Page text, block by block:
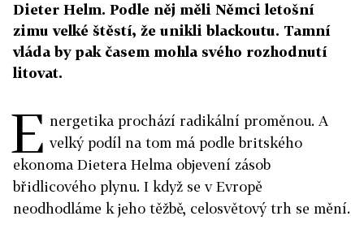
Dieter Helm. Podle něj měli Němci letošní
zimu velké štěstí, že unikli blackoutu. Tamní
vláda by pak časem mohla svého rozhodnutí
litovat.
E nergetika prochází radikální proměnou. A
velký podíl na tom má podle britského
ekonoma Dietera Helma objevení zásob
břidlicového plynu. I když se v Evropě
neodhodláme k jeho těžbě, celosvětový trh se mění.